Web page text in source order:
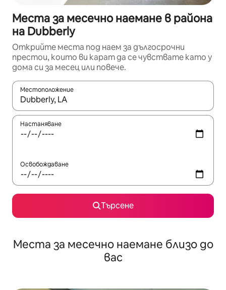
Места за месечно наемане в района
на Dubberly
Открийте места под наем за дългосрочни
престои, които ви карат да се чувствате като у
дома си за месец или повече.
Местоположение
Когато резултатите се покажат, използвайте
Настаняване
Освобождаване
Търсене
Места за месечно наемане близо до
вас